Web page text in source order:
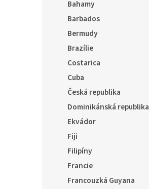
Bahamy
Barbados
Bermudy
Brazílie
Costarica
Cuba
Česká republika
Dominikánská republika
Ekvádor
Fiji
Filipíny
Francie
Francouzká Guyana